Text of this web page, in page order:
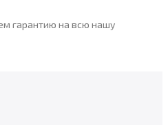
гарантию на всю нашу